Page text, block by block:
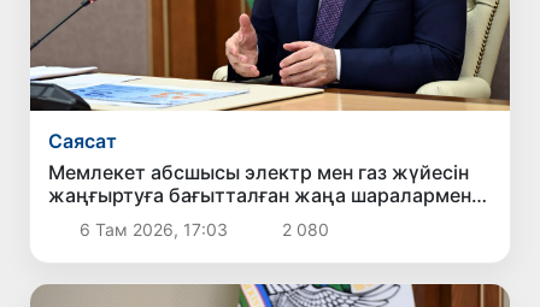
Саясат
Мемлекет абсшысы электр мен газ жүйесін
жаңғыртуға бағытталған жаңа шаралармен
танысты
6 Там 2026, 17:03 2 080